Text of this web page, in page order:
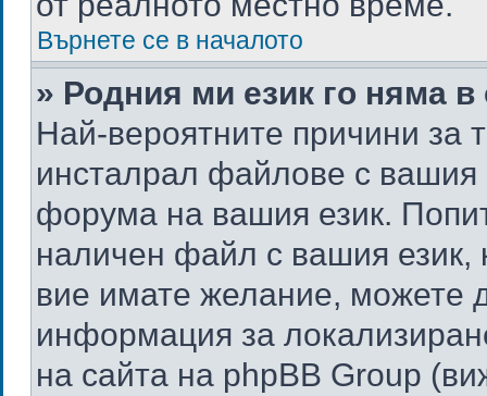
Върнете се в началото
» Родния ми език го няма в
Най-вероятните причини за
инсталрал файлове с вашия
форума на вашия език.
наличен файл с вашия език,
вие имате желание, можете
информация за
на сайта на phpBB Group